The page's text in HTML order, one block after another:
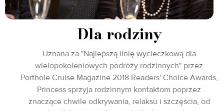
Dla rodziny
Uznana za "Najlepszą linię wycieczkową dla
wielopokoleniowych podróży rodzinnych" przez
Porthole Cruise Magazine 2018 Readers' Choice Awards,
Princess sprzyja rodzinnym kontaktom poprzez
znaczące chwile odkrywania, relaksu i szczęścia, od